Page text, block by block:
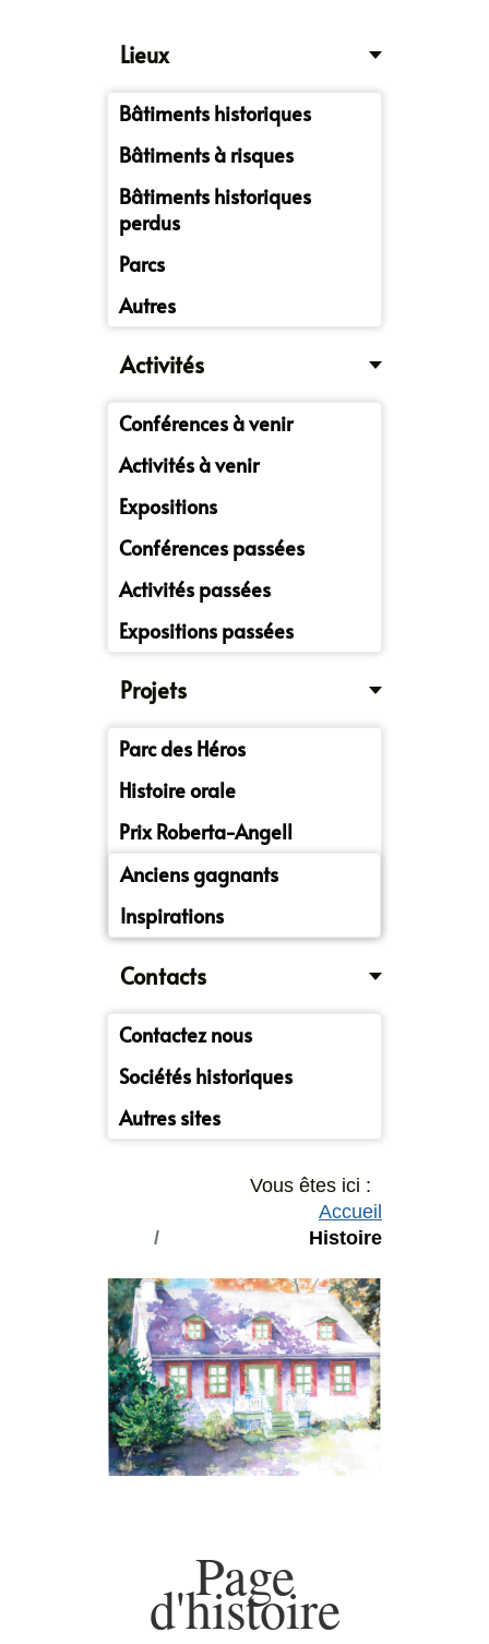
Lieux
Bâtiments historiques
Bâtiments à risques
Bâtiments historiques
perdus
Parcs
Autres
Activités
Conférences à venir
Activités à venir
Expositions
Conférences passées
Activités passées
Expositions passées
Projets
Parc des Héros
Histoire orale
Prix Roberta-Angell
Anciens gagnants
Inspirations
Contacts
Contactez nous
Sociétés historiques
Autres sites
Vous êtes ici :
Accueil
Histoire
Page
d'histoire